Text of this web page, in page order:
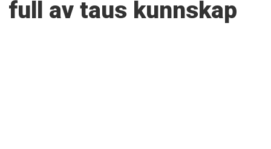
full av taus kunnskap